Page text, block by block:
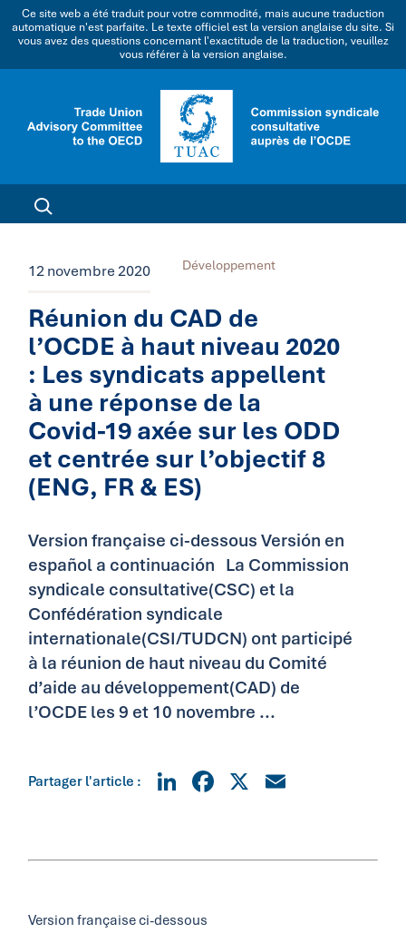
Ce site web a été traduit pour votre commodité, mais aucune traduction
automatique n'est parfaite. Le texte officiel est la version anglaise du site. Si
vous avez des questions concernant l'exactitude de la traduction, veuillez
vous référer à la version anglaise.
12 novembre 2020 Développement
Réunion du CAD de
l’OCDE à haut niveau 2020
: Les syndicats appellent
à une réponse de la
Covid-19 axée sur les ODD
et centrée sur l’objectif 8
(ENG, FR & ES)
Version française ci-dessous Versión en
español a continuación La Commission
syndicale consultative(CSC) et la
Confédération syndicale
internationale(CSI/TUDCN) ont participé
à la réunion de haut niveau du Comité
d’aide au développement(CAD) de
l’OCDE les 9 et 10 novembre ...
Partager l'article : LinkedIn
Facebook
X
Version française ci-dessous